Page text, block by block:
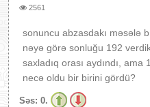
2561
sonuncu abzasdakı məsələ
nəyə görə sonluğu 192
saxladıq orası aydındı,
necə oldu bir birini gördü?
Səs: 0.